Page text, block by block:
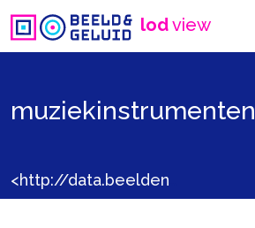
lodview
muziekinstrumenten